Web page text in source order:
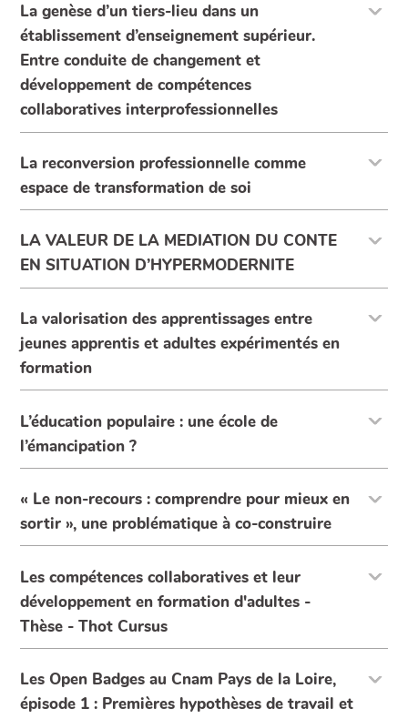
La genèse d’un tiers-lieu dans un
établissement d’enseignement supérieur.
Entre conduite de changement et
développement de compétences
collaboratives interprofessionnelles
La reconversion professionnelle comme
espace de transformation de soi
LA VALEUR DE LA MEDIATION DU CONTE
EN SITUATION D’HYPERMODERNITE
La valorisation des apprentissages entre
jeunes apprentis et adultes expérimentés en
formation
L’éducation populaire : une école de
l’émancipation ?
« Le non-recours : comprendre pour mieux en
sortir », une problématique à co-construire
Les compétences collaboratives et leur
développement en formation d'adultes -
Thèse - Thot Cursus
Les Open Badges au Cnam Pays de la Loire,
épisode 1 : Premières hypothèses de travail et